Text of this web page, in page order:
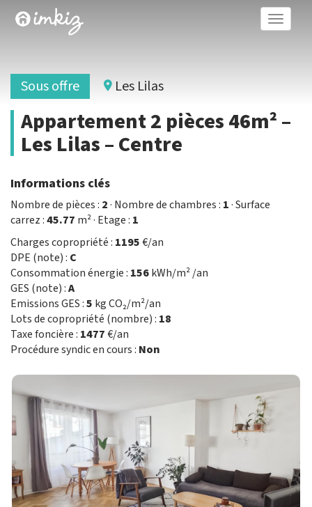
Toggle
Sous offre Les Lilas
Appartement 2 pièces 46m² –
Les Lilas – Centre
Informations clés
Nombre de pièces : 2· Nombre de chambres : 1· Surface
carrez :45.77 m² · Etage : 1
Charges copropriété : 1195€/an
DPE (note) : C
Consommation énergie : 156kWh/m² /an
GES (note) :A
Emissions GES :5 kg CO₂/m²/an
Lots de copropriété (nombre) : 18
Taxe foncière : 1477€/an
Procédure syndic en cours : Non